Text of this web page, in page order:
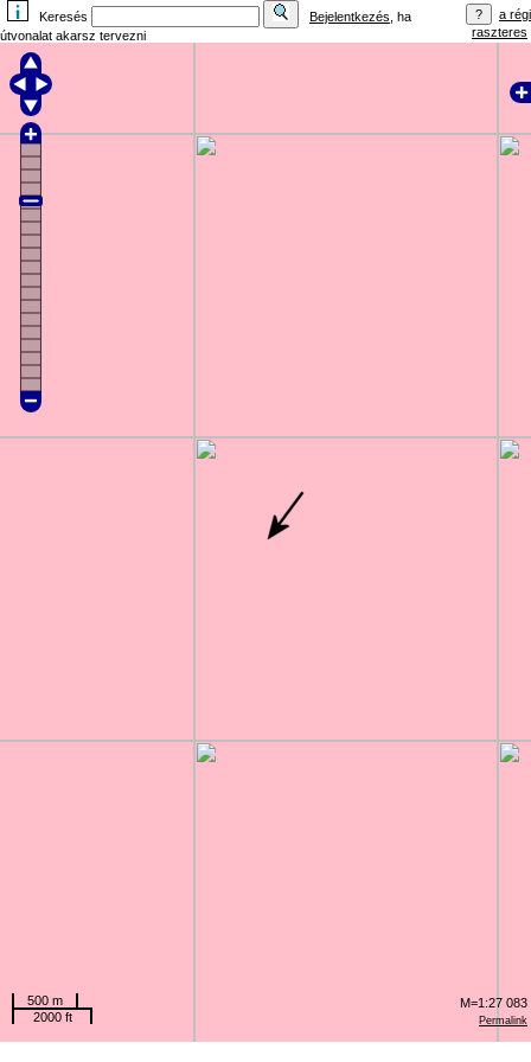
Keresés Bejelentkezés , ha
útvonalat akarsz tervezni
a régi
raszteres
Permalink
500 m
2000 ft
M=1:27 083